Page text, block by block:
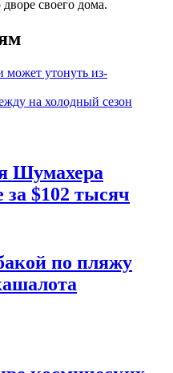
своего дома.
может утонуть из-
на холодный сезон
Шумахера
за $102 тысяч
по пляжу